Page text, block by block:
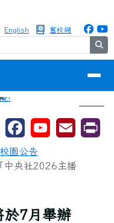
English 舊校網
⏸
校園公告
中央社2026主播
於7月舉辦